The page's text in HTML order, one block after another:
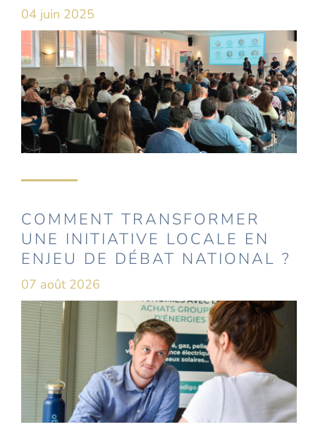
04 juin 2025
COMMENT TRANSFORMER
UNE INITIATIVE LOCALE EN
ENJEU DE DÉBAT NATIONAL ?
07 août 2026